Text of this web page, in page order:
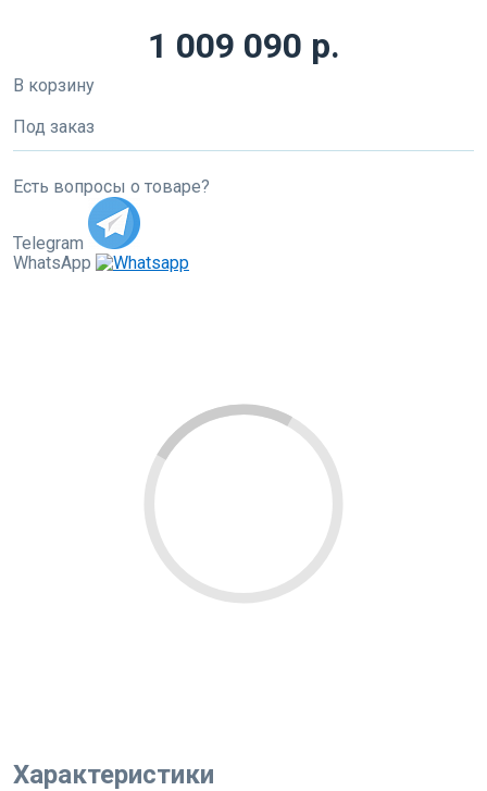
1 009 090 р.
В корзину
Под заказ
Есть вопросы о товаре?
Telegram
WhatsApp
Характеристики